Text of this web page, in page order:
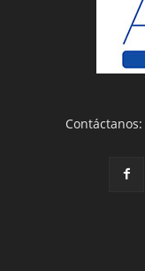
Contáctanos: